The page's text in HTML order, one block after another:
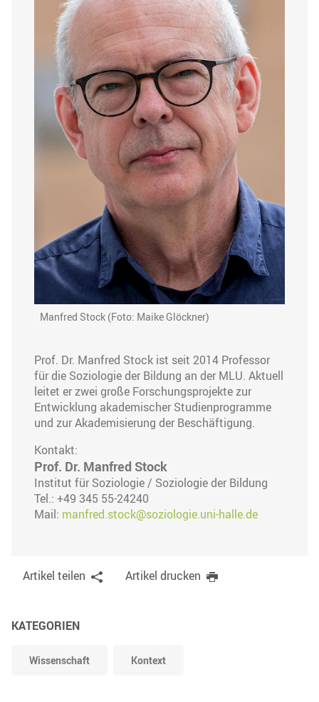
Manfred Stock (Foto: Maike Glöckner)
Prof. Dr. Manfred Stock ist seit 2014 Professor
für die Soziologie der Bildung an der MLU. Aktuell
leitet er zwei große Forschungsprojekte zur
Entwicklung akademischer Studienprogramme
und zur Akademisierung der Beschäftigung.
Kontakt:
Prof. Dr. Manfred Stock
Institut für Soziologie / Soziologie der Bildung
Tel.: +49 345 55-24240
Mail: manfred.stock@soziologie.uni-halle.de
Artikel teilen Artikel drucken
KATEGORIEN
Wissenschaft Kontext